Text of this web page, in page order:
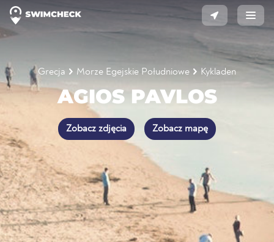
Grecja Morze Egejskie Południowe Kykladen
AGIOS PAVLOS
Zobacz zdjęcia Zobacz mapę